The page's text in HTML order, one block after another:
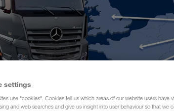
(Casă de expediţie)
settings
use "cookies". Cookies tell us which areas of our website users have
and web searches and give us insight into user behaviour so that we